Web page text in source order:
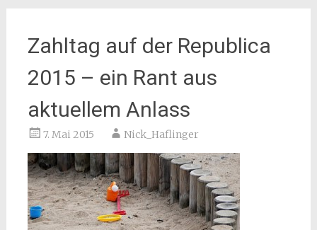
Zahltag auf der Republica
2015 – ein Rant aus
aktuellem Anlass
7. Mai 2015 Nick_Haflinger